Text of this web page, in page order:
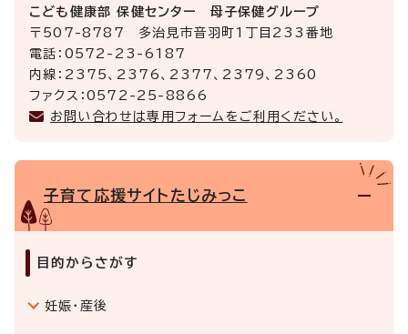
こども健康部 保健センター 母子保健グループ
〒507-8787 多治見市音羽町1丁目233番地
電話：0572-23-6187
内線：2375、2376、2377、2379、2360
ファクス：0572-25-8866
お問い合わせは専用フォームをご利用ください。
子育て応援サイトたじみっこ
目的からさがす
妊娠・産後